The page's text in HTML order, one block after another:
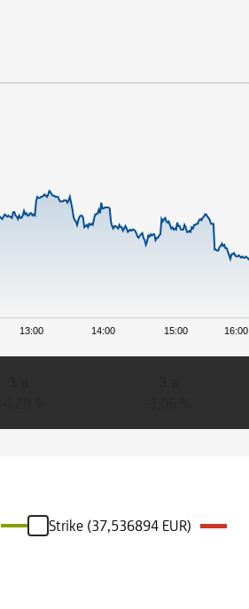
13:00 14:00 15:00 16:00
Strike (37,536894 EUR)